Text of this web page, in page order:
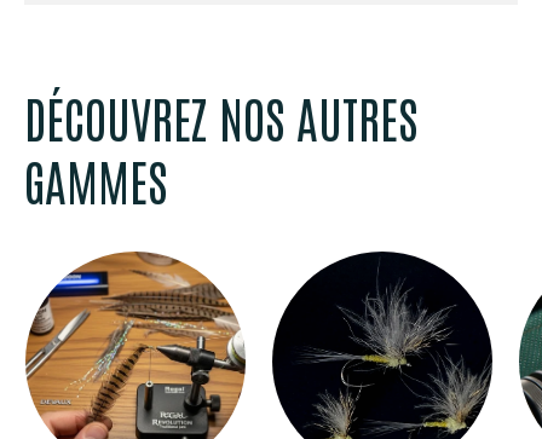
DÉCOUVREZ NOS AUTRES
GAMMES